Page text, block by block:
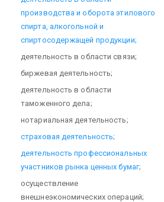
производства и оборота этилового
спирта, алкогольной и
спиртосодержащей продукции;
деятельность в области связи;
биржевая деятельность;
деятельность в области
таможенного дела;
нотариальная деятельность;
страховая деятельность;
деятельность профессиональных
участников рынка ценных бумаг;
осуществление
внешнеэкономических операций;